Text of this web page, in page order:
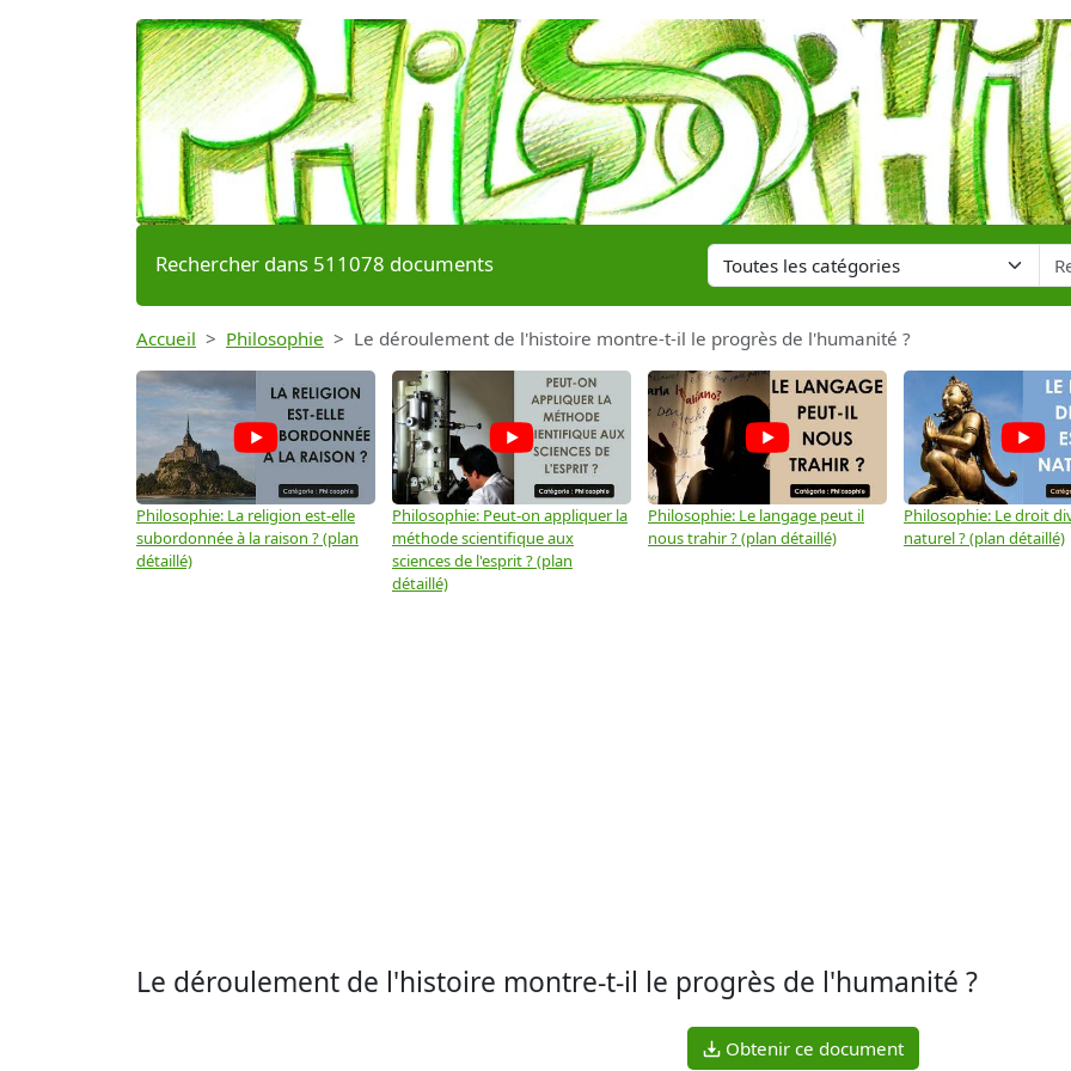
Rechercher dans 511078 documents
Accueil Philosophie Le déroulement de l'histoire montre-t-il le progrès de l'humanité ?
Philosophie: La religion est-elle
subordonnée à la raison ? (plan
détaillé)
Philosophie: Peut-on appliquer la
méthode scientifique aux
sciences de l'esprit ? (plan
détaillé)
Philosophie: Le langage peut il
nous trahir ? (plan détaillé)
Philosophie: Le droit
naturel ? (plan détaillé)
Le déroulement de l'histoire montre-t-il le progrès de l'humanité ?
Obtenir ce document